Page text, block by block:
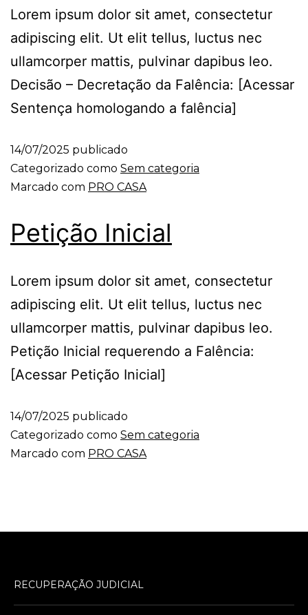
Lorem ipsum dolor sit amet, consectetur
adipiscing elit. Ut elit tellus, luctus nec
ullamcorper mattis, pulvinar dapibus leo.
Decisão – Decretação da Falência: [Acessar
Sentença homologando a falência]
14/07/2025 publicado
Categorizado como Sem categoria
Marcado com PRO CASA
Petição Inicial
Lorem ipsum dolor sit amet, consectetur
adipiscing elit. Ut elit tellus, luctus nec
ullamcorper mattis, pulvinar dapibus leo.
Petição Inicial requerendo a Falência:
[Acessar Petição Inicial]
14/07/2025 publicado
Categorizado como Sem categoria
Marcado com PRO CASA
RECUPERAÇÃO JUDICIAL